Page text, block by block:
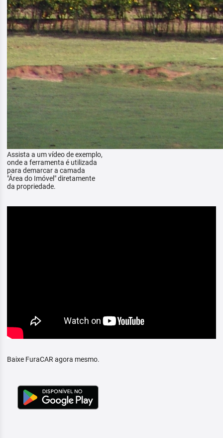
Assista a um vídeo de exemplo,
onde a ferramenta é utilizada
para demarcar a camada
"Área do Imóvel" diretamente
da propriedade.
Baixe FuraCAR agora mesmo.